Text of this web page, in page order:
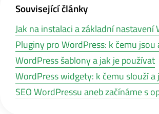
Související články
Jak na instalaci a základní nastavení
WordPress šablony a jak je používat